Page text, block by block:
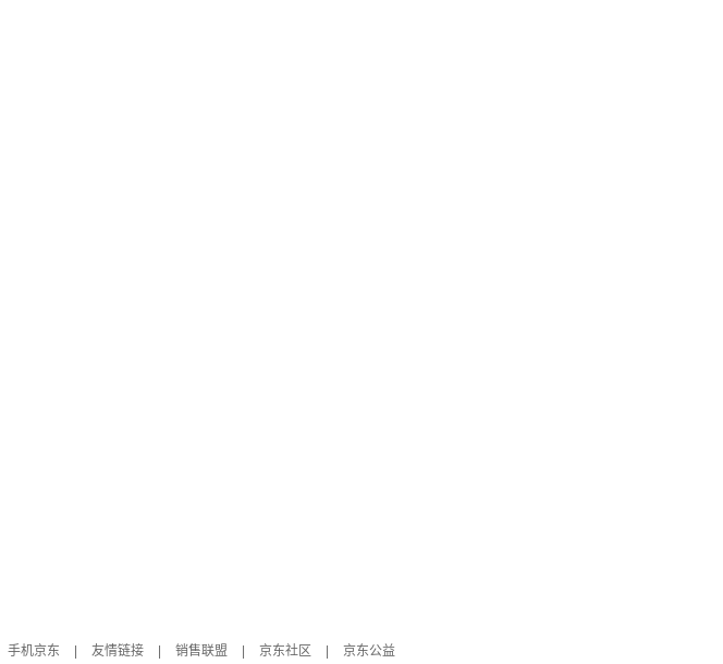
手机京东 友情链接 销售联盟 京东社区
京东公益